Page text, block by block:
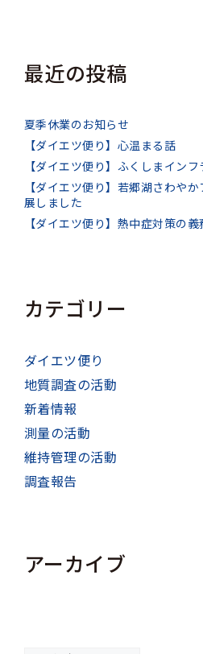
最近の投稿
夏季休業のお知らせ
【ダイエツ便り】心温まる話
【ダイエツ便り】ふくしまイン
【ダイエツ便り】若郷湖さわや
展しました
【ダイエツ便り】熱中症対策の
カテゴリー
ダイエツ便り
地質調査の活動
新着情報
測量の活動
維持管理の活動
調査報告
アーカイブ